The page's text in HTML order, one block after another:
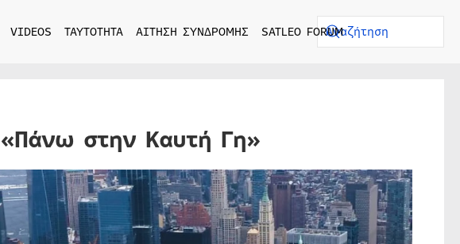
VIDEOS ΤΑΥΤΟΤΗΤΑ ΑΙΤΗΣΗ ΣΥΝΔΡΟΜΗΣ SATLEO FORUM
στην Καυτή Γη»